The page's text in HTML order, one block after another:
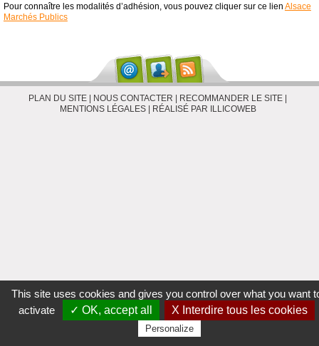
Pour connaître les modalités d’adhésion, vous pouvez cliquer sur ce lien Alsace
Marchés Publics
PLAN DU SITE | NOUS CONTACTER | RECOMMANDER LE SITE |
MENTIONS LÉGALES| RÉALISÉ PAR ILLICOWEB
This site uses cookies and gives you control over what you want
activate
✓ OK, accept all X Interdire tous les cookies
Personalize